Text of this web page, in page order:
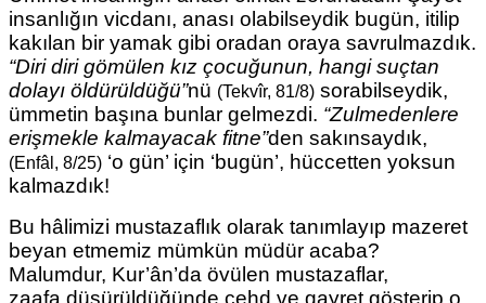
insanlığın vicdanı, anası olabilseydik bugün, itilip
kakılan bir yamak gibi oradan oraya savrulmazdık.
“Diri diri gömülen kız çocuğunun, hangi suçtan
dolayı öldürüldüğü”nü (Tekvîr, 81/8) sorabilseydik,
ümmetin başına bunlar gelmezdi. “Zulmedenlere
erişmekle kalmayacak fitne”den sakınsaydık,
(Enfâl, 8/25) ‘o gün’ için ‘bugün’, hüccetten yoksun
kalmazdık!
Bu hâlimizi mustazaflık olarak tanımlayıp mazeret
beyan etmemiz mümkün müdür acaba?
Malumdur, Kur’ân’da övülen mustazaflar,